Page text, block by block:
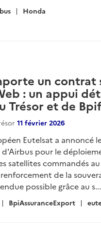
Honda
un contrat
: un appui
Trésor et de
11 février 2026
Eutelsat a annoncé
d'Airbus pour le
satellites commandés
de la
possible grâce au s...
BpiAssuranceExport